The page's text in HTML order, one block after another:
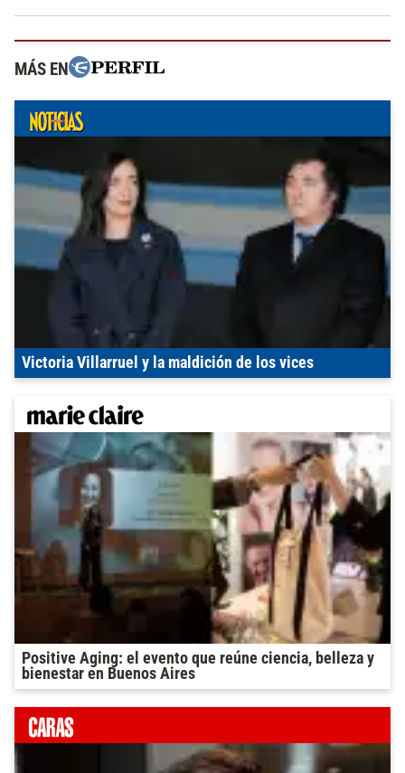
MÁS EN
Victoria Villarruel y la maldición de los vices
Positive Aging: el evento que reúne ciencia, belleza y
bienestar en Buenos Aires